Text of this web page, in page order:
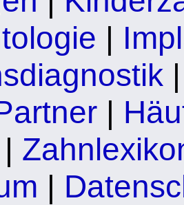
|
|
|
|